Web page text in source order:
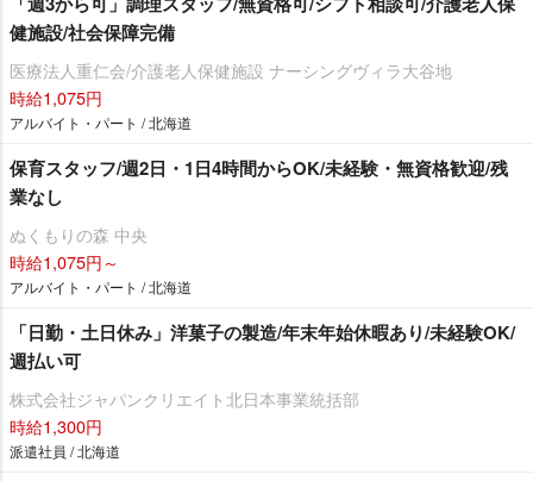
健施設/社会保障完備
医療法人重仁会/介護老人保健施設 ナーシングヴィラ大谷地
時給1,075円
アルバイト・パート / 北海道
保育スタッフ/週2日・1日4時間からOK/未経験・無資格歓迎/残
業なし
ぬくもりの森 中央
時給1,075円～
アルバイト・パート / 北海道
「日勤・土日休み」洋菓子の製造/年末年始休暇あり/未経験OK/
週払い可
株式会社ジャパンクリエイト北日本事業統括部
時給1,300円
派遣社員 / 北海道